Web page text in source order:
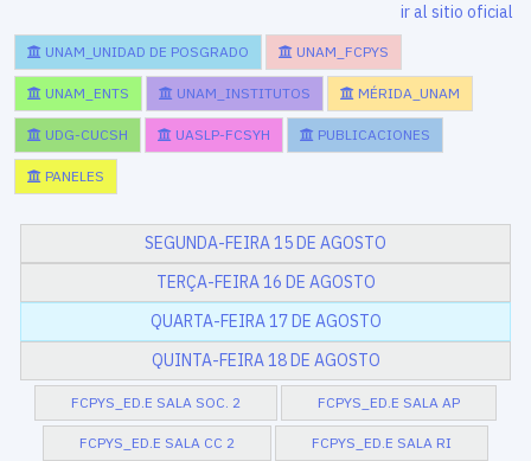
ir al sitio oficial
UNAM_UNIDAD DE POSGRADO UNAM_FCPYS
UNAM_ENTS UNAM_INSTITUTOS MÉRIDA_UNAM
UDG-CUCSH UASLP-FCSYH PUBLICACIONES
PANELES
SEGUNDA-FEIRA 15 DE AGOSTO
TERÇA-FEIRA 16 DE AGOSTO
QUARTA-FEIRA 17 DE AGOSTO
QUINTA-FEIRA 18 DE AGOSTO
FCPYS_ED.E SALA SOC. 2 FCPYS_ED.E SALA AP
FCPYS_ED.E SALA CC 2 FCPYS_ED.E SALA RI